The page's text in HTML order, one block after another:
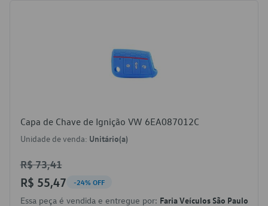
Capa de Chave de Ignição VW 6EA087012C
Unidade de venda: Unitário(a)
R$ 73,41
R$ 55,47 -24% OFF
Essa peça é vendida e entregue por: Faria Veículos São Paulo